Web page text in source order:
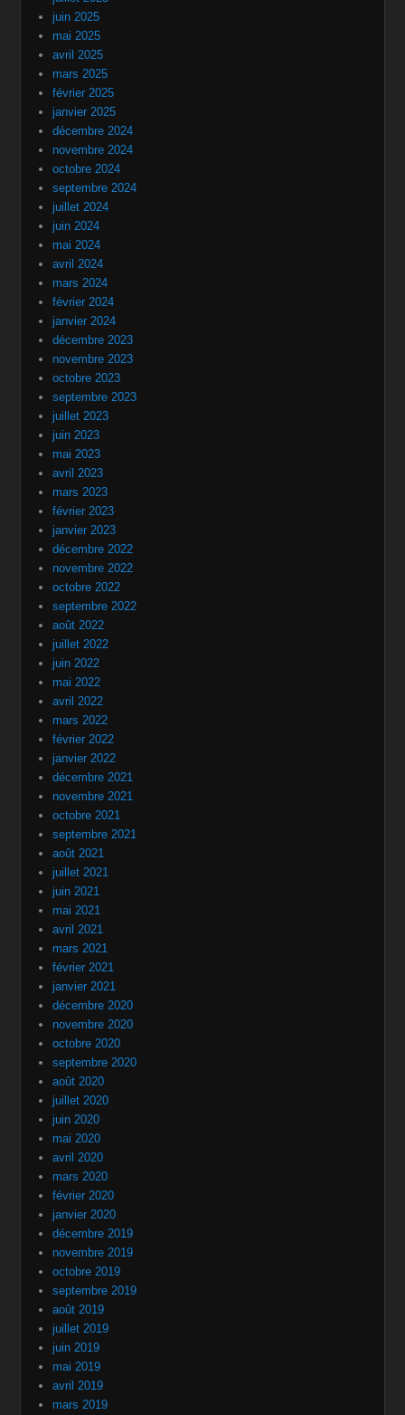
juin 2025
mai 2025
avril 2025
mars 2025
février 2025
janvier 2025
décembre 2024
novembre 2024
octobre 2024
septembre 2024
juillet 2024
juin 2024
mai 2024
avril 2024
mars 2024
février 2024
janvier 2024
décembre 2023
novembre 2023
octobre 2023
septembre 2023
juillet 2023
juin 2023
mai 2023
avril 2023
mars 2023
février 2023
janvier 2023
décembre 2022
novembre 2022
octobre 2022
septembre 2022
août 2022
juillet 2022
juin 2022
mai 2022
avril 2022
mars 2022
février 2022
janvier 2022
décembre 2021
novembre 2021
octobre 2021
septembre 2021
août 2021
juillet 2021
juin 2021
mai 2021
avril 2021
mars 2021
février 2021
janvier 2021
décembre 2020
novembre 2020
octobre 2020
septembre 2020
août 2020
juillet 2020
juin 2020
mai 2020
avril 2020
mars 2020
février 2020
janvier 2020
décembre 2019
novembre 2019
octobre 2019
septembre 2019
août 2019
juillet 2019
juin 2019
mai 2019
avril 2019
mars 2019